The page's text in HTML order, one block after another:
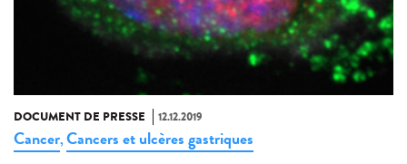
DOCUMENT DE PRESSE 12.12.2019
Cancer,Cancers et ulcères gastriques